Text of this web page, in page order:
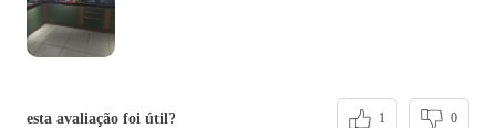
esta avaliação foi útil? 1 0